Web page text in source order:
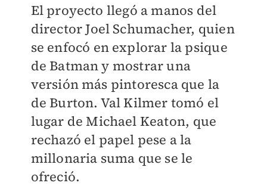
El proyecto llegó a manos del
director Joel Schumacher, quien
se enfocó en explorar la psique
de Batman y mostrar una
versión más pintoresca que la
de Burton. Val Kilmer tomó el
lugar de Michael Keaton, que
rechazó el papel pese a la
millonaria suma que se le
ofreció.